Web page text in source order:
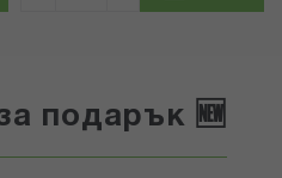
подарък 🆕